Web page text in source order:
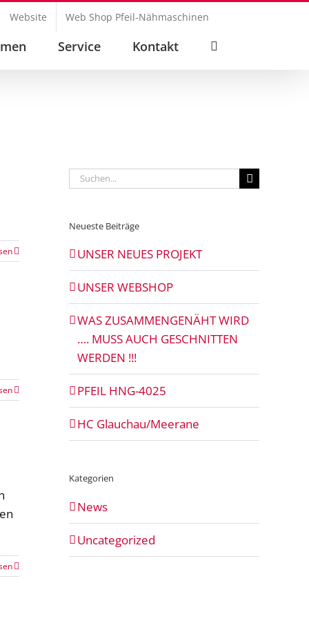
Website Web Shop Pfeil-Nähmaschinen
Service Kontakt
Suche
Neueste Beiträge
UNSER NEUES PROJEKT
UNSER WEBSHOP
WAS ZUSAMMENGENÄHT WIRD
…. MUSS AUCH GESCHNITTEN
WERDEN !!!
PFEIL HNG-4025
HC Glauchau/Meerane
Kategorien
News
Uncategorized